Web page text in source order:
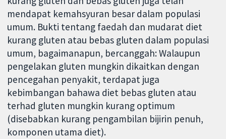
mendapat kemahsyuran besar dalam populasi
umum. Bukti tentang faedah dan mudarat diet
kurang gluten atau bebas gluten dalam populasi
umum, bagaimanapun, bercanggah: Walaupun
pengelakan gluten mungkin dikaitkan dengan
pencegahan penyakit, terdapat juga
kebimbangan bahawa diet bebas gluten atau
terhad gluten mungkin kurang optimum
(disebabkan kurang pengambilan bijirin penuh,
komponen utama diet).